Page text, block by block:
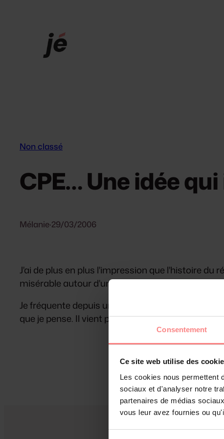
Consentement
Ce site web utilise des
Les cookies nous permettent
sociaux et d'analyser notre
partenaires de médias
vous leur avez fournies ou
Non classé
CPE… Une idée
Mélanie·29/03/2006
J'ai de plus en plus l'impression que l'histoire
misérable autour d'un sujet dont personne ne
Je fréquente depuis un certain temps le blog
que je pense. Il vient pour le coup de publierune